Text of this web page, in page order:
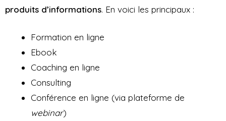
produits d’informations. En voici les principaux :
Formation en ligne
Ebook
Coaching en ligne
Consulting
Conférence en ligne (via plateforme de
webinar)